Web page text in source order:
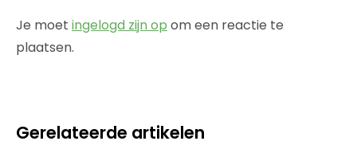
Je moet ingelogd zijn op om een reactie te
plaatsen.
Gerelateerde artikelen